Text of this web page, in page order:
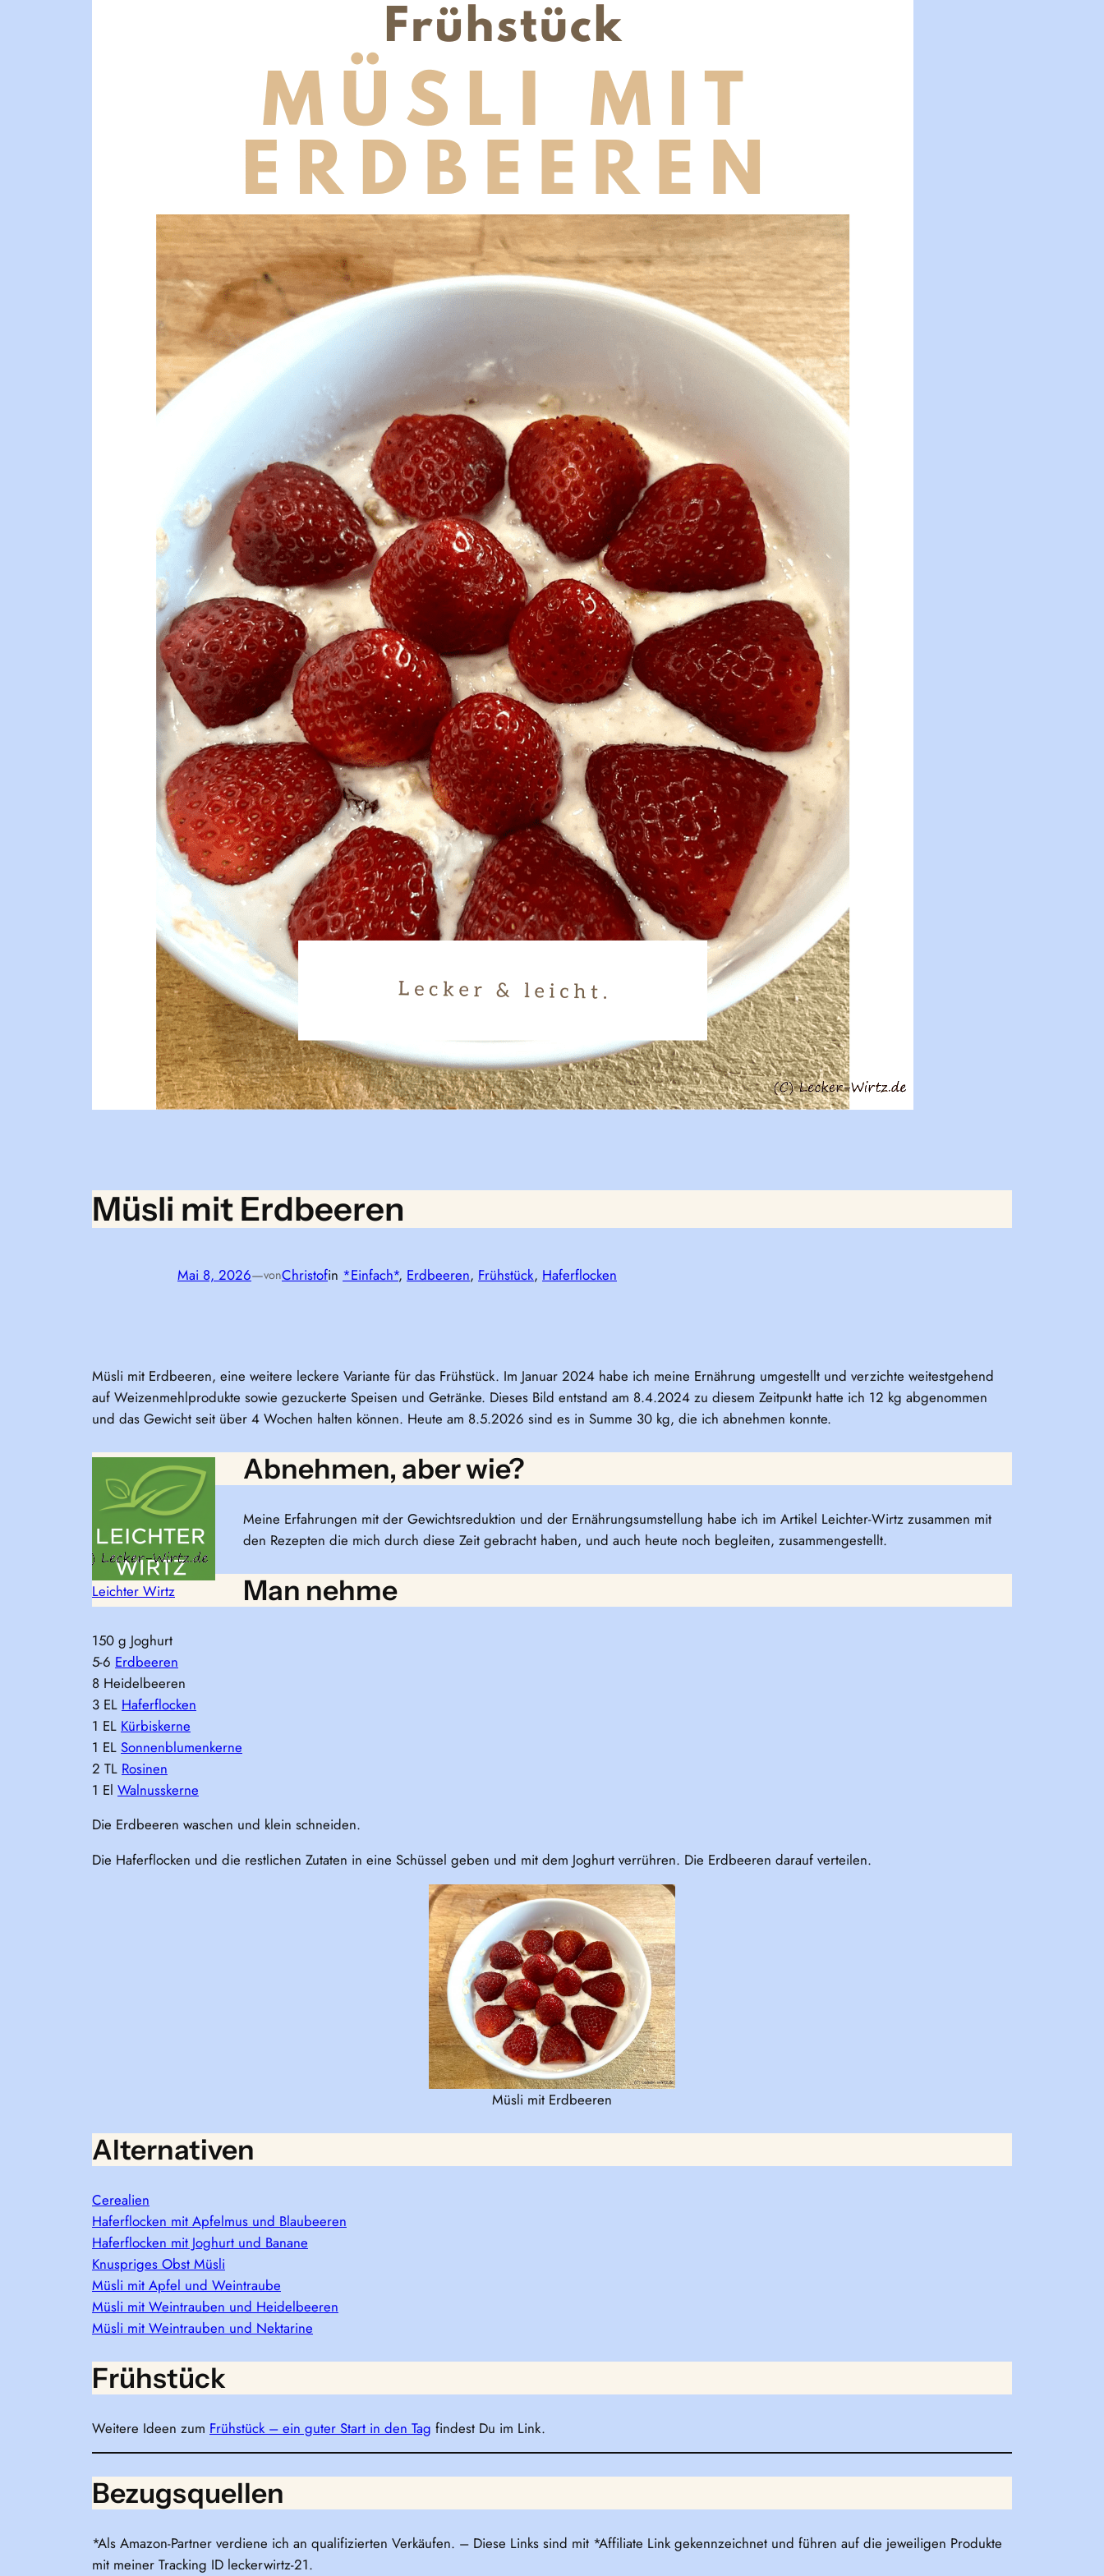
Müsli mit Erdbeeren
Mai 8, 2026—vonChristofin *Einfach*, Erdbeeren, Frühstück, Haferflocken
Müsli mit Erdbeeren, eine weitere leckere Variante für das Frühstück. Im Januar 2024 habe ich meine Ernährung umgestellt und verzichte weitestgehend
auf Weizenmehlprodukte sowie gezuckerte Speisen und Getränke. Dieses Bild entstand am 8.4.2024 zu diesem Zeitpunkt hatte ich 12 kg abgenommen
und das Gewicht seit über 4 Wochen halten können. Heute am 8.5.2026 sind es in Summe 30 kg, die ich abnehmen konnte.
Leichter Wirtz
Abnehmen, aber wie?
Meine Erfahrungen mit der Gewichtsreduktion und der Ernährungsumstellung habe ich im Artikel Leichter-Wirtz zusammen mit
den Rezepten die mich durch diese Zeit gebracht haben, und auch heute noch begleiten, zusammengestellt.
Man nehme
150 g Joghurt
5-6 Erdbeeren
8 Heidelbeeren
3 EL Haferflocken
1 EL Kürbiskerne
1 EL Sonnenblumenkerne
2 TL Rosinen
1 El Walnusskerne
Die Erdbeeren waschen und klein schneiden.
Die Haferflocken und die restlichen Zutaten in eine Schüssel geben und mit dem Joghurt verrühren. Die Erdbeeren darauf verteilen.
Müsli mit Erdbeeren
Alternativen
Cerealien
Haferflocken mit Apfelmus und Blaubeeren
Haferflocken mit Joghurt und Banane
Knuspriges Obst Müsli
Müsli mit Apfel und Weintraube
Müsli mit Weintrauben und Heidelbeeren
Müsli mit Weintrauben und Nektarine
Frühstück
Weitere Ideen zum Frühstück – ein guter Start in den Tag findest Du im Link.
Bezugsquellen
*Als Amazon-Partner verdiene ich an qualifizierten Verkäufen. – Diese Links sind mit *Affiliate Link gekennzeichnet und führen auf die jeweiligen Produkte
mit meiner Tracking ID leckerwirtz-21.